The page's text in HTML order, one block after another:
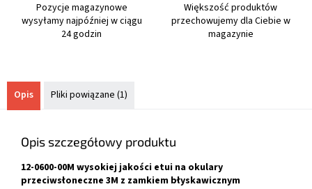
Pozycje magazynowe
wysyłamy najpóźniej w ciągu
24 godzin
Większość produktów
przechowujemy dla Ciebie w
magazynie
Opis Pliki powiązane (1)
Opis szczegółowy produktu
12-0600-00M wysokiej jakości etui na okulary
przeciwsłoneczne 3M z zamkiem błyskawicznym